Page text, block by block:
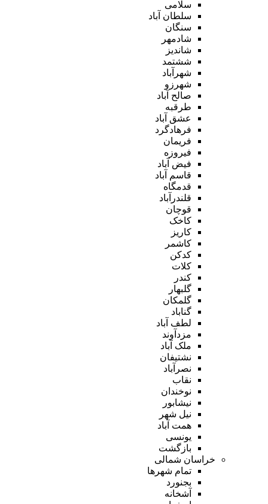
سلامی
سلطان آباد
سنگان
شادمهر
شاندیز
ششتمد
شهرآباد
شهرزو
صالح آباد
طرقبه
عشق آباد
فرهادگرد
فریمان
فیروزه
فیض آباد
قاسم آباد
قدمگاه
قلندرآباد
قوچان
کاخک
کاریز
کاشمر
کدکن
کلات
کندر
گلبهار
گلمکان
گناباد
لطف آباد
مزدآوند
ملک آباد
نشتیفان
نصرآباد
نقاب
نوخندان
نیشابور
نیل شهر
همت آباد
یونسی
بازگشت
خراسان شمالی
تمام شهر‌ها
بجنورد
آشخانه